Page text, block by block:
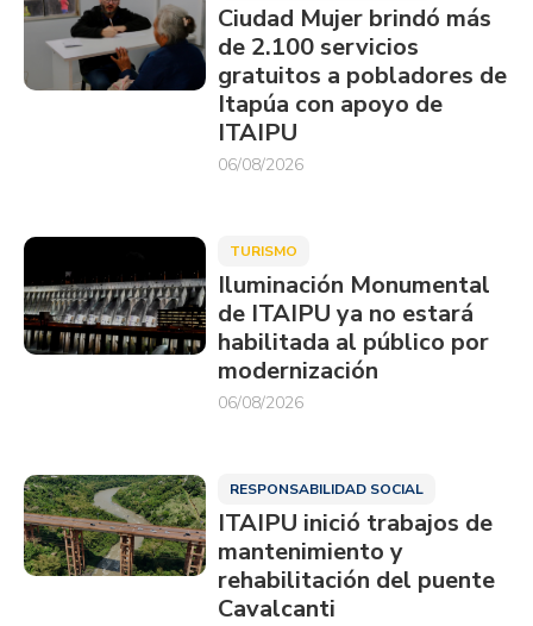
Ciudad Mujer brindó más
de 2.100 servicios
gratuitos a pobladores de
Itapúa con apoyo de
ITAIPU
06/08/2026
TURISMO
Iluminación Monumental
de ITAIPU ya no estará
habilitada al público por
modernización
06/08/2026
RESPONSABILIDAD SOCIAL
ITAIPU inició trabajos de
mantenimiento y
rehabilitación del puente
Cavalcanti